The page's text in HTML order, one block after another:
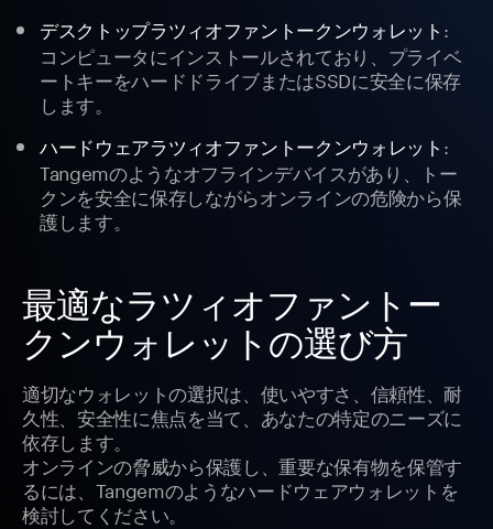
デスクトップラツィオファントークンウォレット :
コンピュータにインストールされており、プライベ
ートキーをハードドライブまたはSSDに安全に保存
します。
ハードウェアラツィオファントークンウォレット :
Tangemのようなオフラインデバイスがあり、トー
クンを安全に保存しながらオンラインの危険から保
護します。
最適なラツィオファントー
クンウォレットの選び方
適切なウォレットの選択は、使いやすさ、信頼性、耐
久性、安全性に焦点を当て、あなたの特定のニーズに
依存します。
オンラインの脅威から保護し、重要な保有物を保管す
るには、Tangemのようなハードウェアウォレットを
検討してください。